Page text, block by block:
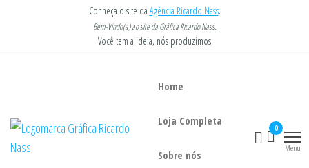
Conheça o site da Agência Ricardo Nass.
Bem-Vindo(a) ao site da Gráfica Ricardo Nass.
Você tem a ideia, nós produzimos
Gráfica
Ricardo
Você tem a
imprimimos.
Home
Loja Completa
Sobre nós
0
Menu